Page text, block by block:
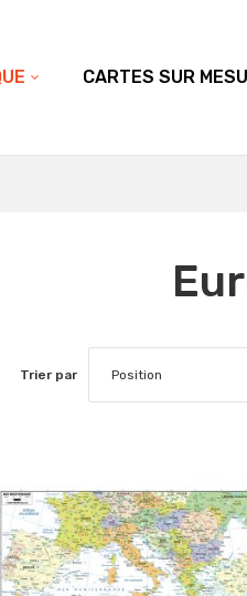
CARTES SUR
Trier par Position